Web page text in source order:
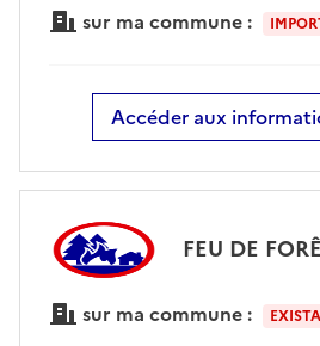
sur ma commune :
Accéder aux
FEU DE
sur ma commune :